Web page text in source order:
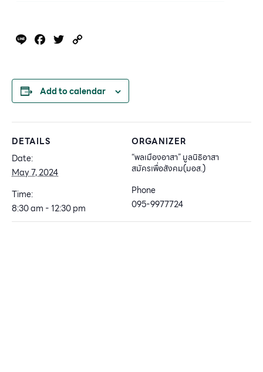
Line Facebook
Twitter
Add to calendar
DETAILS
Date:
May 7, 2024
Time:
8:30 am - 12:30 pm
ORGANIZER
“พลเมืองอาสา” มูลนิธิอาสา
สมัครเพื่อสังคม(มอส.)
Phone
095-9977724